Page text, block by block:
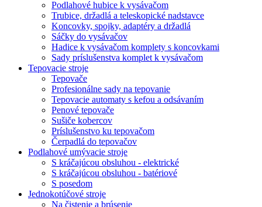
Podlahové hubice k vysávačom
Trubice, držadlá a teleskopické nadstavce
Koncovky, spojky, adaptéry a držadlá
Sáčky do vysávačov
Hadice k vysávačom komplety s koncovkami
Sady príslušenstva komplet k vysávačom
Tepovacie stroje
Tepovače
Profesionálne sady na tepovanie
Tepovacie automaty s kefou a odsávaním
Penové tepovače
Sušiče kobercov
Príslušenstvo ku tepovačom
Čerpadlá do tepovačov
Podlahové umývacie stroje
S kráčajúcou obsluhou - elektrické
S kráčajúcou obsluhou - batériové
S posedom
Jednokotúčové stroje
Na čistenie a brúsenie